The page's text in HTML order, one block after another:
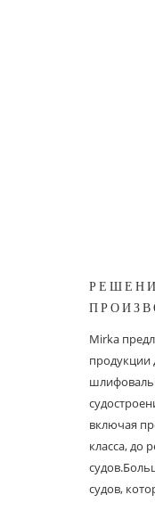
Mirka
продукции
включая
класса, до
судов,